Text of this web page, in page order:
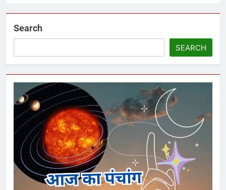
Search
SEARCH